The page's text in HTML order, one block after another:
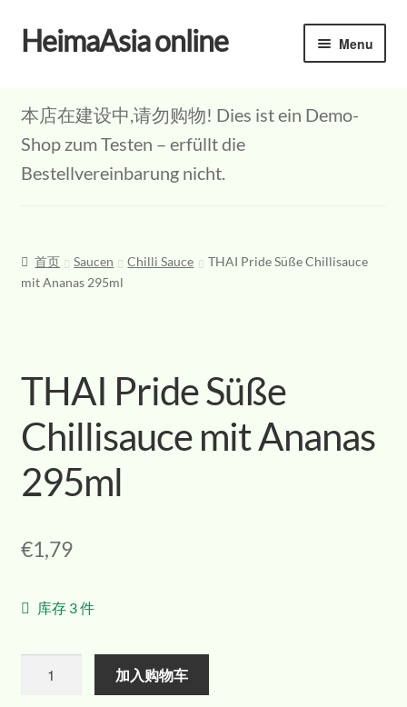
Skip
to
Skip
to
HeimaAsia online Menu
本店在建设中,请勿购物! Dies ist ein Demo-
Shop zum Testen – erfüllt die
Bestellvereinbarung nicht.
首页 Saucen Chilli Sauce
THAI Pride Süße Chillisauce
mit Ananas 295ml
THAI Pride Süße
Chillisauce mit Ananas
295ml
€1,79
库存 3 件
加入购物车